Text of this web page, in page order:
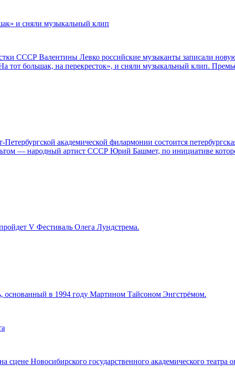
и сняли музыкальный клип
СССР Валентины Левко российские музыканты записали
большак, на перекресток», и сняли музыкальный клип.
академической филармонии состоится
— народный артист СССР Юрий Башмет, по инициативе
V Фестиваль Олега Лундстрема.
основанный в 1994 году Мартином Тайсоном Энгстрёмом.
сцене Новосибирского государственного академического театра